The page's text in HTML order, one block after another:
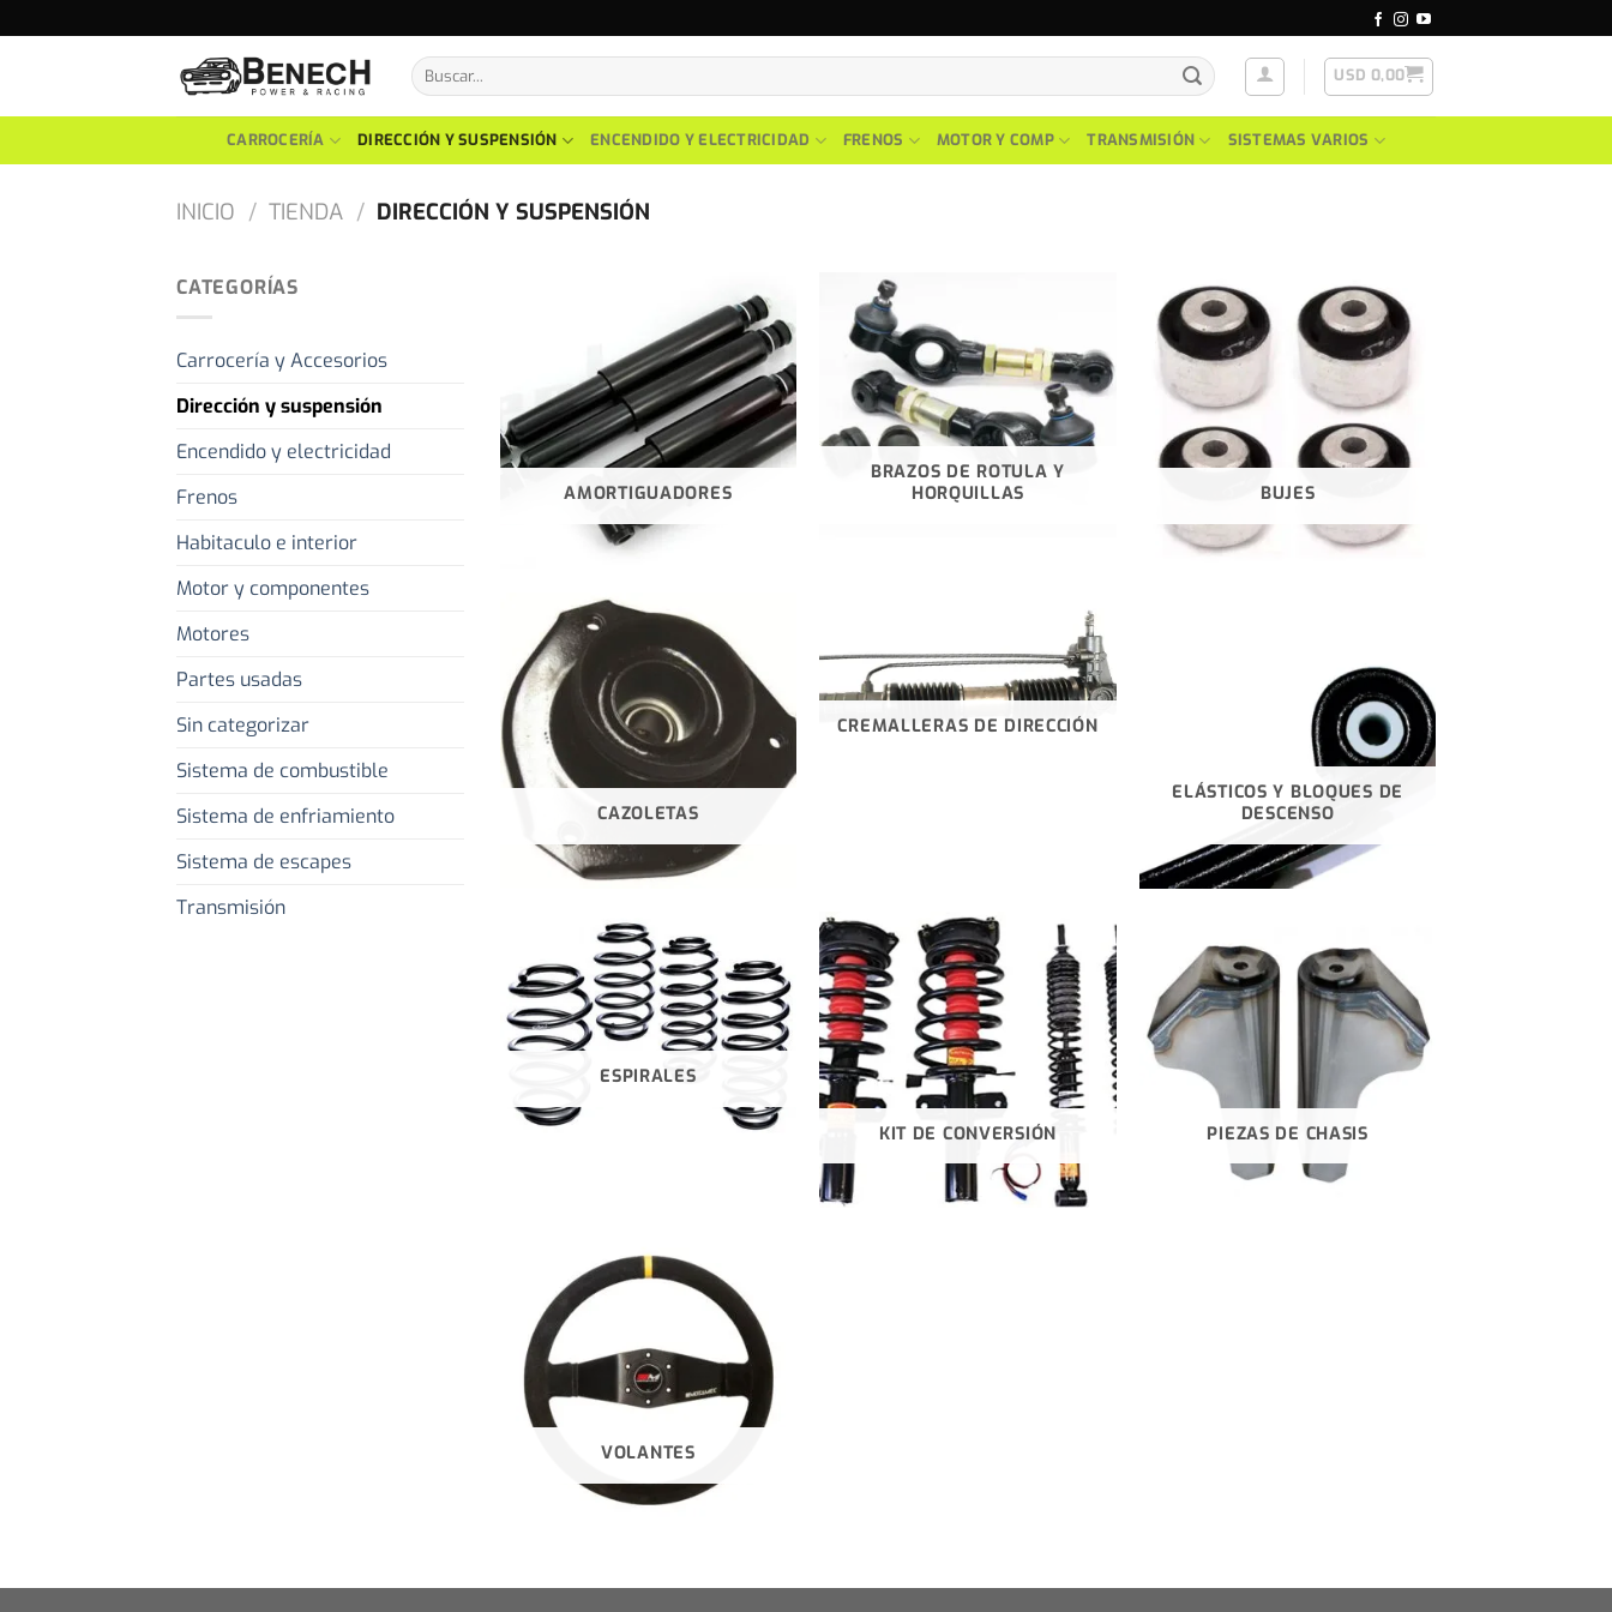
to
Buscar
por:
USD 0,00
CARROCERÍA DIRECCIÓN Y SUSPENSIÓN ENCENDIDO Y ELECTRICIDAD FRENOS MOTOR Y COMP TRANSMISIÓN SISTEMAS VARIOS
INICIO / TIENDA / DIRECCIÓN Y SUSPENSIÓN
CATEGORÍAS
Carrocería y Accesorios
Dirección y suspensión
Encendido y electricidad
Frenos
Habitaculo e interior
Motor y componentes
Motores
Partes usadas
Sin categorizar
Sistema de combustible
Sistema de enfriamiento
Sistema de escapes
Transmisión
AMORTIGUADORES
BRAZOS DE ROTULA Y
HORQUILLAS
BUJES
CAZOLETAS
CREMALLERAS DE DIRECCIÓN
ELÁSTICOS Y BLOQUES DE
DESCENSO
ESPIRALES
KIT DE CONVERSIÓN PIEZAS DE CHASIS
VOLANTES